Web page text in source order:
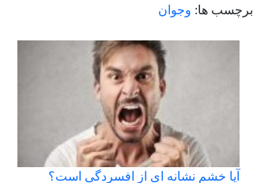
برچسب ها: وجوان
آیا خشم نشانه ای از افسردگی است؟